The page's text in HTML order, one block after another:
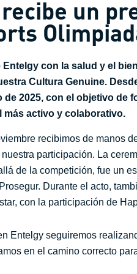
un
Entelgy con la salud y el
Cultura Genuine.
de 2025, con el objetivo
más activo y colaborativo.
recibimos de manos
participación. La
de la competición, fue un
Durante el acto,
con la participación de
Entelgy seguiremos
en el camino correcto